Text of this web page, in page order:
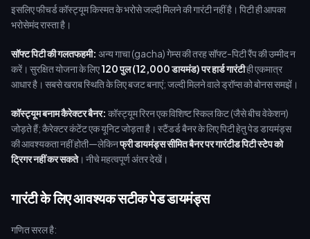
इसलिए फीचर्ड कॉस्ट्यूम किस्मत के भरोसे जल्दी मिलने की गारंटी नहीं है। पिटी ही आपका
भरोसेमंद रास्ता है।
सॉफ्ट पिटी की गलतफहमी: अन्य गाचा (gacha) गेम्स की तरह सॉफ्ट-पिटी रैंप की उम्मीद न
करें। सुरक्षित योजना के लिए120 पुल (12,000 डायमंड) पर हार्ड गारंटीही एकमात्र
आधार है। सबसे खराब स्थिति के लिए बजट बनाएं; जल्दी मिलने वाले ड्रॉप्स को बोनस समझें।
कॉस्ट्यूम बनाम कैरेक्टर बैनर: कॉस्ट्यूम रिरन एक विशिष्ट स्किल किट (जैसे बीच वेकेशन)
जोड़ते हैं; कैरेक्टर कंटेंट एक यूनिट जोड़ता है। स्टैंडर्ड बैनर के लिए पिटी हेतु पेड डायमंड्स
की आवश्यकता नहीं होती—लेकिनफ्री डायमंड्स सीमित बैनर पर गारंटीड पिटी स्टेप को
ट्रिगर नहीं कर सकते। नीचे महत्वपूर्ण अंतर देखें।
गारंटी के लिए आवश्यक सटीक पेड डायमंड्स
गणित सरल है: